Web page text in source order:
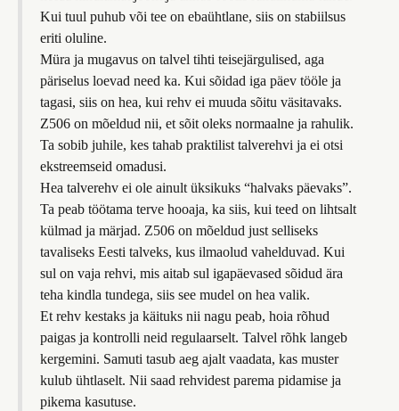
Kui tuul puhub või tee on ebaühtlane, siis on stabiilsus
eriti oluline.
Müra ja mugavus on talvel tihti teisejärgulised, aga
päriselus loevad need ka. Kui sõidad iga päev tööle ja
tagasi, siis on hea, kui rehv ei muuda sõitu väsitavaks.
Z506 on mõeldud nii, et sõit oleks normaalne ja rahulik.
Ta sobib juhile, kes tahab praktilist talverehvi ja ei otsi
ekstreemseid omadusi.
Hea talverehv ei ole ainult üksikuks “halvaks päevaks”.
Ta peab töötama terve hooaja, ka siis, kui teed on lihtsalt
külmad ja märjad. Z506 on mõeldud just selliseks
tavaliseks Eesti talveks, kus ilmaolud vahelduvad. Kui
sul on vaja rehvi, mis aitab sul igapäevased sõidud ära
teha kindla tundega, siis see mudel on hea valik.
Et rehv kestaks ja käituks nii nagu peab, hoia rõhud
paigas ja kontrolli neid regulaarselt. Talvel rõhk langeb
kergemini. Samuti tasub aeg ajalt vaadata, kas muster
kulub ühtlaselt. Nii saad rehvidest parema pidamise ja
pikema kasutuse.